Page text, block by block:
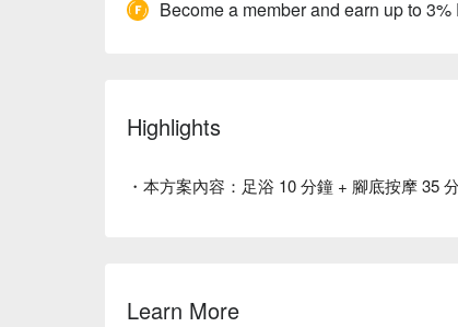
Become a member and earn up to
Highlights
・本方案內容：足浴 10 分鐘 + 腳底按摩 35
Learn More